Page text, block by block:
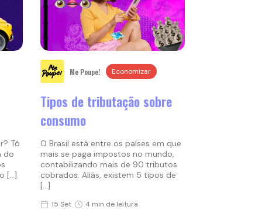
Tô
do
[…]
Me Poupe! Economizar
Tipos de tributação sobre
consumo
O Brasil está entre os países em que
mais se paga impostos no mundo,
contabilizando mais de 90 tributos
cobrados. Aliás, existem 5 tipos de
[…]
15 Set
4 min de leitura